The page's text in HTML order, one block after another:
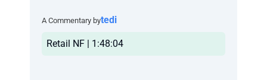
A Commentary bytedi
Retail NF | 1:48:04